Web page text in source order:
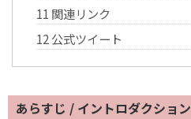
11 関連リンク
12公式ツイート
あらすじ / イントロダクション